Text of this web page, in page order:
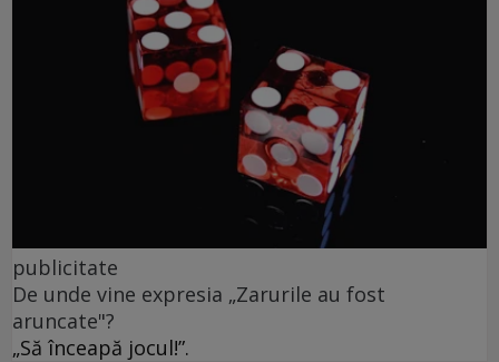
publicitate
De unde vine expresia „Zarurile au fost
aruncate"?
„Să înceapă jocul!”.